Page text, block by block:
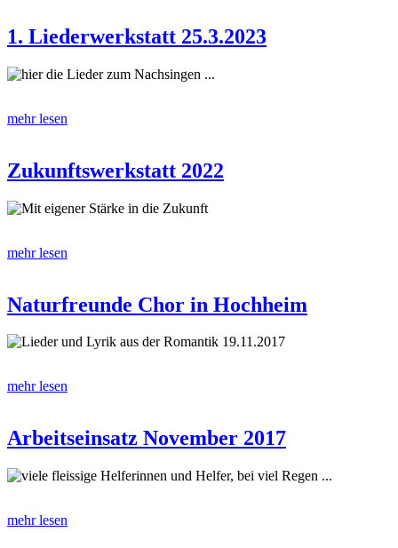
1. Liederwerkstatt 25.3.2023
hier die Lieder zum Nachsingen ...
mehr lesen
Zukunftswerkstatt 2022
Mit eigener Stärke in die Zukunft
mehr lesen
Naturfreunde Chor in Hochheim
Lieder und Lyrik aus der Romantik 19.11.2017
mehr lesen
Arbeitseinsatz November 2017
viele fleissige Helferinnen und Helfer, bei viel Regen ...
mehr lesen